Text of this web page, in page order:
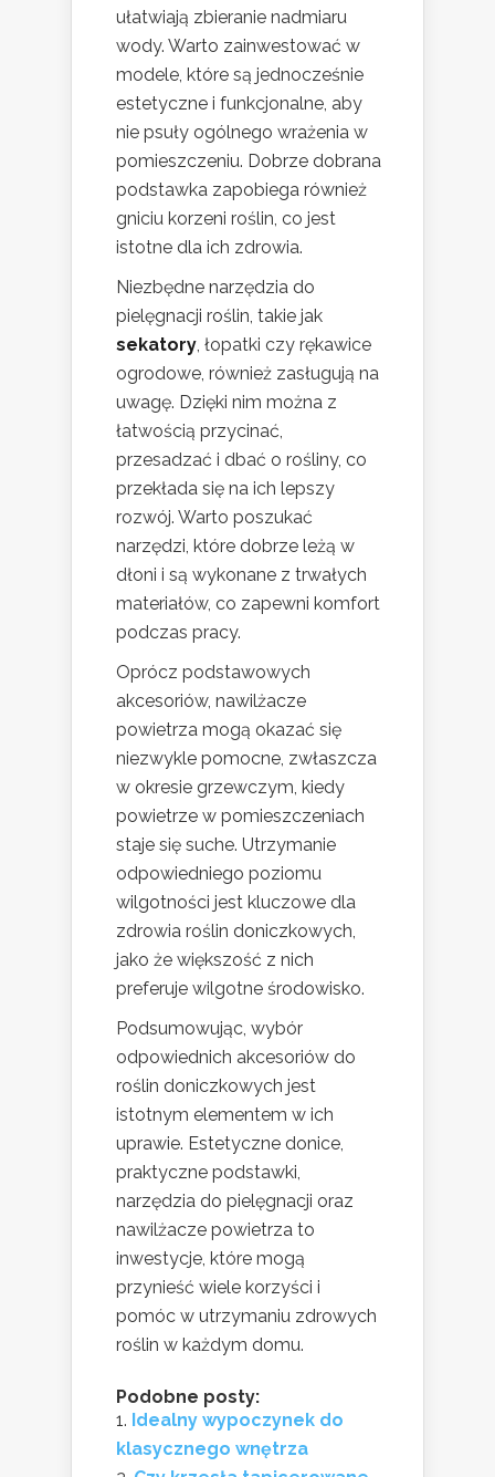
ułatwiają zbieranie nadmiaru
wody. Warto zainwestować w
modele, które są jednocześnie
estetyczne i funkcjonalne, aby
nie psuły ogólnego wrażenia w
pomieszczeniu. Dobrze dobrana
podstawka zapobiega również
gniciu korzeni roślin, co jest
istotne dla ich zdrowia.
Niezbędne narzędzia do
pielęgnacji roślin, takie jak
sekatory, łopatki czy rękawice
ogrodowe, również zasługują na
uwagę. Dzięki nim można z
łatwością przycinać,
przesadzać i dbać o rośliny, co
przekłada się na ich lepszy
rozwój. Warto poszukać
narzędzi, które dobrze leżą w
dłoni i są wykonane z trwałych
materiałów, co zapewni komfort
podczas pracy.
Oprócz podstawowych
akcesoriów, nawilżacze
powietrza mogą okazać się
niezwykle pomocne, zwłaszcza
w okresie grzewczym, kiedy
powietrze w pomieszczeniach
staje się suche. Utrzymanie
odpowiedniego poziomu
wilgotności jest kluczowe dla
zdrowia roślin doniczkowych,
jako że większość z nich
preferuje wilgotne środowisko.
Podsumowując, wybór
odpowiednich akcesoriów do
roślin doniczkowych jest
istotnym elementem w ich
uprawie. Estetyczne donice,
praktyczne podstawki,
narzędzia do pielęgnacji oraz
nawilżacze powietrza to
inwestycje, które mogą
przynieść wiele korzyści i
pomóc w utrzymaniu zdrowych
roślin w każdym domu.
Podobne posty:
Idealny wypoczynek do
klasycznego wnętrza